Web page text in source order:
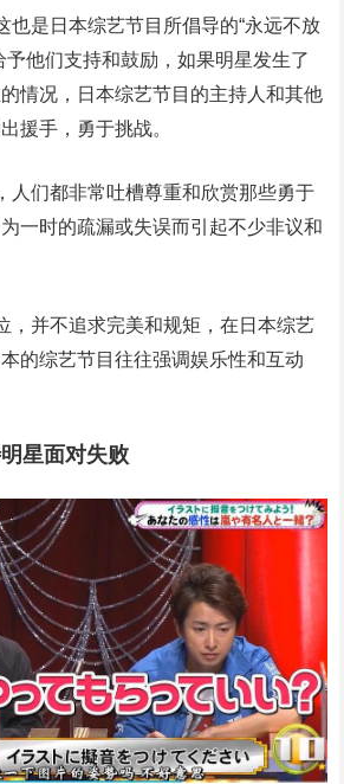
也是日本综艺节目所倡导的“永远不放
予他们支持和鼓励，如果明星发生了
情况，日本综艺节目的主持人和其他
援手，勇于挑战。
人们都非常吐槽尊重和欣赏那些勇于
一时的疏漏或失误而引起不少非议和
，并不追求完美和规矩，在日本综艺
的综艺节目往往强调娱乐性和互动
星面对失败